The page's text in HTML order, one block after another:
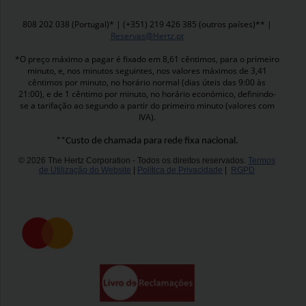
808 202 038 (Portugal)* | (+351) 219 426 385 (outros países)** |
Reservas@Hertz.pt
*O preço máximo a pagar é fixado em 8,61 cêntimos, para o primeiro
minuto, e, nos minutos seguintes, nos valores máximos de 3,41
cêntimos por minuto, no horário normal (dias úteis das 9:00 às
21:00), e de 1 cêntimo por minuto, no horário económico, definindo-
se a tarifação ao segundo a partir do primeiro minuto (valores com
IVA).
**Custo de chamada para rede fixa nacional.
© 2026 The Hertz Corporation - Todos os direitos reservados. Termos
de Utilização do Website
Política de Privacidade RGPD